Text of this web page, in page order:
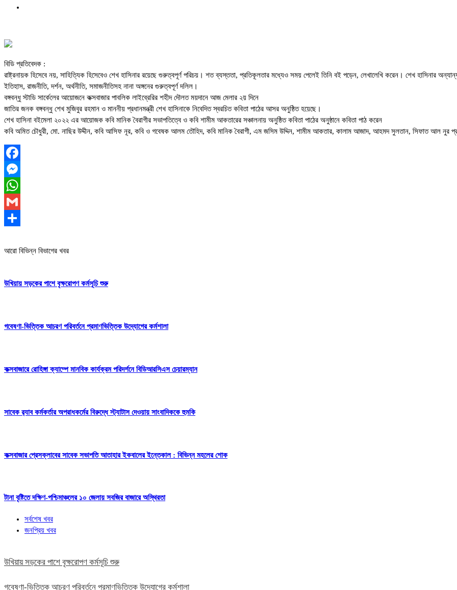
বিডি প্রতিবেদক :
রাষ্ট্রনায়ক হিসেবে নয়, সাহিত্যিক হিসেবেও শেখ হাসিনার রয়েছে গুরুত্বপূর্ণ পরিচয়। শত ব্যস্ততা, প্রতিকূলতার মধ্যেও সময় পেলেই তিনি বই পড়েন, লেখালেখি করেন। শেখ হাসিনার
ইতিহাস, রাজনীতি, দর্শন, অর্থনীতি, সমাজনীতিসহ নানা অঙ্গনের গুরুত্বপূর্ণ দলিল।
বঙ্গবন্ধু স্টাডি সার্কেলের আয়োজনে কক্সবাজার পাবলিক লাইব্রেরির শহীদ দৌলত ময়দানে আজ মেলার ২য় দিনে
জাতির জনক বঙ্গবন্ধু শেখ মুজিবুর রহমান ও মাননীয় প্রধানমন্ত্রী শেখ হাসিনাকে নিবেদিত স্বরচিত কবিতা পাঠের আসর অনুষ্ঠিত হয়েছে।
শেখ হাসিনা বইমেলা ২০২২ এর আয়োজক কবি মানিক বৈরাগীর সভাপতিত্বে ও কবি শামীম আকতারের সঞ্চালনায় অনুষ্ঠিত কবিতা পাঠের অনুষ্ঠানে কবিতা পাঠ করেন
কবি অমিত চৌধুরী, মো. নাছির উদ্দীন, কবি আসিফ নূর, কবি ও গবেষক আলম তৌহিদ, কবি মানিক বৈরাগী, এম জসিম উদ্দিন, শামীম আকতার, কালাম আজাদ, আহমদ সুলতান, সিফাত আল নুর
Facebook
Messenger
WhatsApp
Gmail
আরো বিভিন্ন বিভাগের খবর
উখিয়ায় সড়কের পাশে বৃক্ষরোপণ কর্মসূচি শুরু
গবেষণা-ভিত্তিক আচরণ পরিবর্তনে প্রমাণভিত্তিক উদ্যোগের কর্মশালা
কক্সবাজারে রোহিঙ্গা ক্যাম্পে মানবিক কার্যক্রম পরিদর্শনে বিডিআরসিএস চেয়ারম্যান
সাবেক র‍্যাব কর্মকর্তার অপরাধকর্মের বিরুদ্ধে স্ট্যাটাস দেওয়ায় সাংবাদিককে হুমকি
কক্সবাজার প্রেসক্লাবের সাবেক সভাপতি আতাহার ইকবালের ইন্তেকাল : বিভিন্ন মহলের শোক
টানা বৃষ্টিতে দক্ষিণ-পশ্চিমাঞ্চলের ১০ জেলায় সবজির বাজারে অস্থিরতা
সর্বশেষ খবর
জনপ্রিয় খবর
উখিয়ায় সড়কের পাশে বৃক্ষরোপণ কর্মসূচি শুরু
গবেষণা-ভিত্তিক আচরণ পরিবর্তনে প্রমাণভিত্তিক উদ্যোগের কর্মশালা